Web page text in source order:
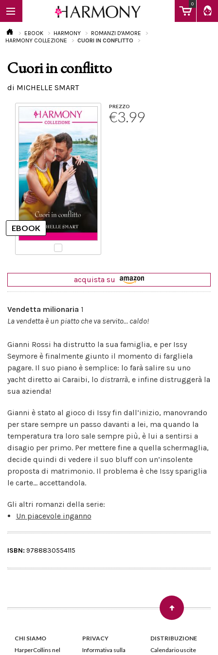
0
EBOOK
EBOOK HARMONY
ROMANZI D'AMORE
HARMONY COLLEZIONE
CUORI IN CONFLITTO
Cuori in conflitto
di MICHELLE SMART
PREZZO
€3.99
acquista su
Vendetta milionaria 1
La vendetta è un piatto che va servito… caldo!
Gianni Rossi ha distrutto la sua famiglia, e per Issy
Seymore è finalmente giunto il momento di fargliela
pagare. Il suo piano è semplice: lo farà salire su uno
yacht diretto ai Caraibi, lo distrarrà, e infine distruggerà la
sua azienda!
Gianni è stato al gioco di Issy fin dall’inizio, manovrando
per stare sempre un passo davanti a lei, ma quando la
temperatura tra loro sale sempre più, è lui a sentirsi a
disagio per primo. Per mettere fine a quella schermaglia,
decide quindi di vedere il suo bluff con un’insolente
proposta di matrimonio. Il problema è che Issy spariglia
le carte... accettandola.
Gli altri romanzi della serie:
Un piacevole inganno
ISBN: 9788830554115
CHI SIAMO
HarperCollins nel
PRIVACY
Informativa sulla
DISTRIBUZIONE
Calendario uscite